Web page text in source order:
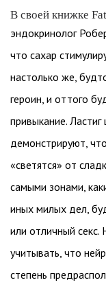
В своей книжке
эндокринолог
что сахар
настолько же,
героин, и оттого
привыкание. Ластиг
демонстрируют,
«светятся» от
самыми зонами,
иных милых дел,
или отличный
учитывать, что
степень